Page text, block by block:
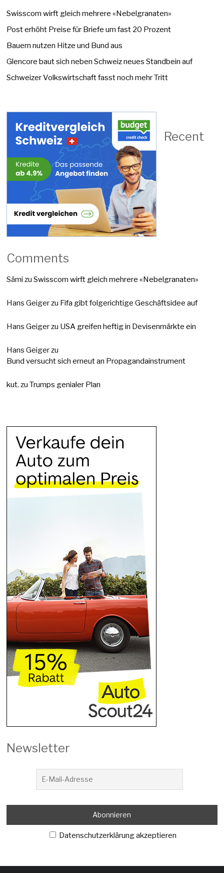
Swisscom wirft gleich mehrere «Nebelgranaten»
Post erhöht Preise für Briefe um fast 20 Prozent
Bauern nutzen Hitze und Bund aus
Glencore baut sich neben Schweiz neues Standbein auf
Schweizer Volkswirtschaft fasst noch mehr Tritt
Recent
Comments
Sämi zuSwisscom wirft gleich mehrere «Nebelgranaten»
Hans Geigerzu Fifa gibt folgerichtige Geschäftsidee auf
Hans Geigerzu USA greifen heftig in Devisenmärkte ein
Hans Geigerzu
Bund versucht sich erneut an Propagandainstrument
kut. zuTrumps genialer Plan
Newsletter
Datenschutzerklärung akzeptieren